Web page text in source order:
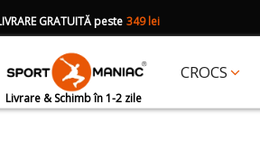
CROCS
Livrare & Schimb în 1-2 zile
GRATUITĂ peste 349 lei
Jibbitz în val. de 25 lei cu codul: JIBBITZ